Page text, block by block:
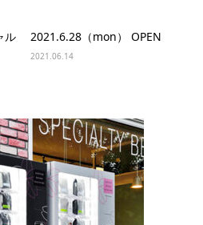
ル
2021.6.28（mon） OPEN
2021.06.14